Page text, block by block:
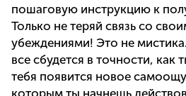
пошаговую инструкцию к
Только не теряй связь со
убеждениями! Это не
все сбудется в точности, как
тебя появится новое
которым ты начнешь